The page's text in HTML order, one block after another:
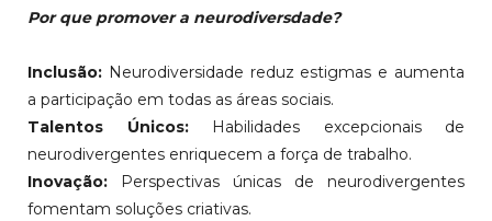
Por que promover a neurodiversdade?
Inclusão: Neurodiversidade reduz estigmas e aumenta
a participação em todas as áreas sociais.
Talentos Únicos:Habilidades excepcionais de
neurodivergentes enriquecem a força de trabalho.
Inovação: Perspectivas únicas de neurodivergentes
fomentam soluções criativas.